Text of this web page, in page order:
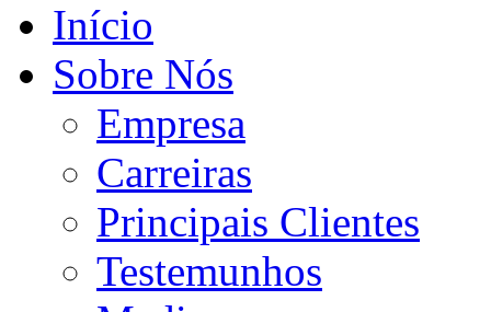
Início
Sobre Nós
Empresa
Carreiras
Principais Clientes
Testemunhos